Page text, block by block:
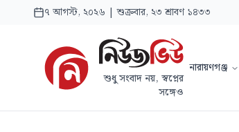
৭ আগস্ট, ২০২৬ | শুক্রবার, ২৩ শ্রাবণ ১৪৩৩
শুধু সংবাদ নয়, স্বপ্নের
সঙ্গেও
নারায়ণগঞ্জ